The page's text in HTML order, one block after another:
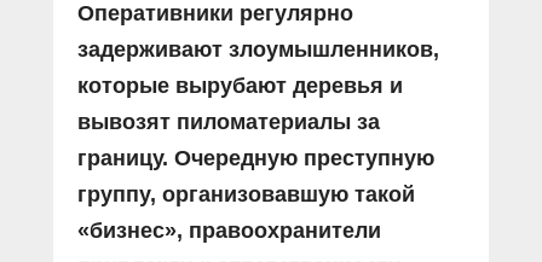
Оперативники регулярно
задерживают злоумышленников,
которые вырубают деревья и
вывозят пиломатериалы за
границу. Очередную преступную
группу, организовавшую такой
«бизнес», правоохранители